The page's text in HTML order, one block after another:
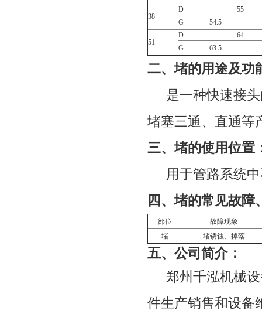
38
D
55
G
54.5
51
D
64
G
63.5
二、堵的用途及功
是一种快速接
堵塞三通、直通等
三、堵的使用位置
用于管路系统
四、堵的常见故障
部位
故障现象
堵
堵锈蚀、掉落
五、 公司简介：
郑州千泓机械
件生产销售和设备